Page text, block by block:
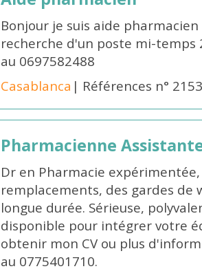
Bonjour je suis aide
recherche d'un poste mi-temps
au 0697582488
Casablanca | Références n°
Pharmacienne
Dr en Pharmacie
remplacements, des gardes de
longue durée. Sérieuse,
disponible pour intégrer votre
obtenir mon CV ou plus
au 0775401710.